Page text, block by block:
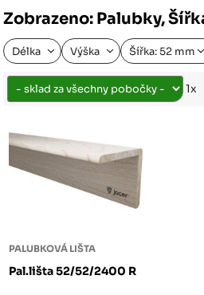
Zobrazeno: Palubky,
Délka Výška Šířka: 52 mm
1x
PALUBKOVÁ LIŠTA
Pal.lišta 52/52/2400 R